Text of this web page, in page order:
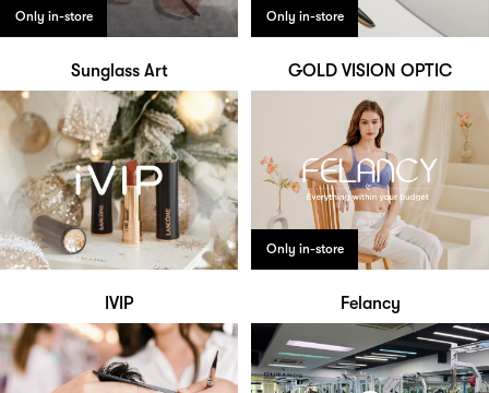
Only in-store
Sunglass Art
Only in-store
GOLD VISION OPTIC
IVIP
Only in-store
Felancy